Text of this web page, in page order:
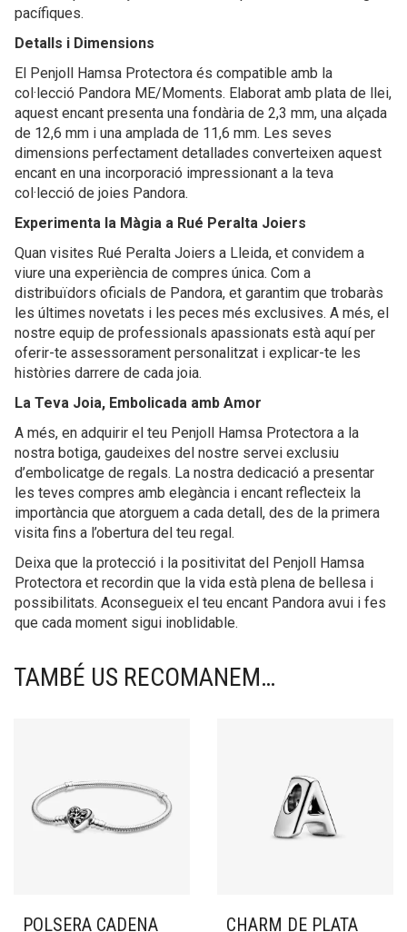
pacífiques.
Detalls i Dimensions
El Penjoll Hamsa Protectora és compatible amb la
col·lecció Pandora ME/Moments. Elaborat amb plata de llei,
aquest encant presenta una fondària de 2,3 mm, una alçada
de 12,6 mm i una amplada de 11,6 mm. Les seves
dimensions perfectament detallades converteixen aquest
encant en una incorporació impressionant a la teva
col·lecció de joies Pandora.
Experimenta la Màgia a Rué Peralta Joiers
Quan visites Rué Peralta Joiers a Lleida, et convidem a
viure una experiència de compres única. Com a
distribuïdors oficials de Pandora, et garantim que trobaràs
les últimes novetats i les peces més exclusives. A més, el
nostre equip de professionals apassionats està aquí per
oferir-te assessorament personalitzat i explicar-te les
històries darrere de cada joia.
La Teva Joia, Embolicada amb Amor
A més, en adquirir el teu Penjoll Hamsa Protectora a la
nostra botiga, gaudeixes del nostre servei exclusiu
d’embolicatge de regals. La nostra dedicació a presentar
les teves compres amb elegància i encant reflecteix la
importància que atorguem a cada detall, des de la primera
visita fins a l’obertura del teu regal.
Deixa que la protecció i la positivitat del Penjoll Hamsa
Protectora et recordin que la vida està plena de bellesa i
possibilitats. Aconsegueix el teu encant Pandora avui i fes
que cada moment sigui inoblidable.
TAMBÉ US RECOMANEM…
POLSERA CADENA CHARM DE PLATA